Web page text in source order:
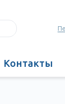
Контакты